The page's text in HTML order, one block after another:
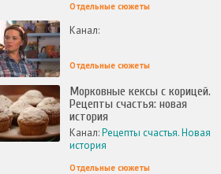
Отдельные сюжеты
Канал:
Отдельные сюжеты
Морковные кексы с корицей.
Рецепты счастья: новая
история
Канал:Рецепты счастья. Новая
история
Отдельные сюжеты